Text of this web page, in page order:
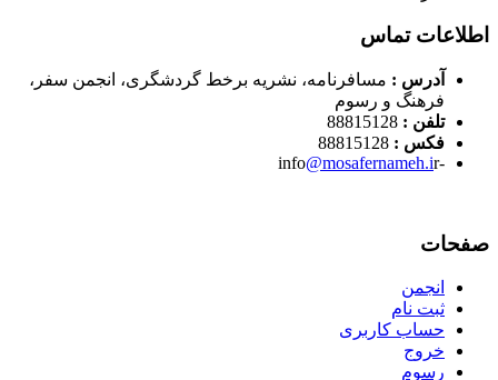
اطلاعات تماس
آدرس : مسافرنامه، نشریه برخط گردشگری، انجمن سفر،
فرهنگ و رسوم
تلفن :
فکس :
-info
@mosafernameh.ir
صفحات
انجمن
ثبت نام
حساب کاربری
خروج
رسوم